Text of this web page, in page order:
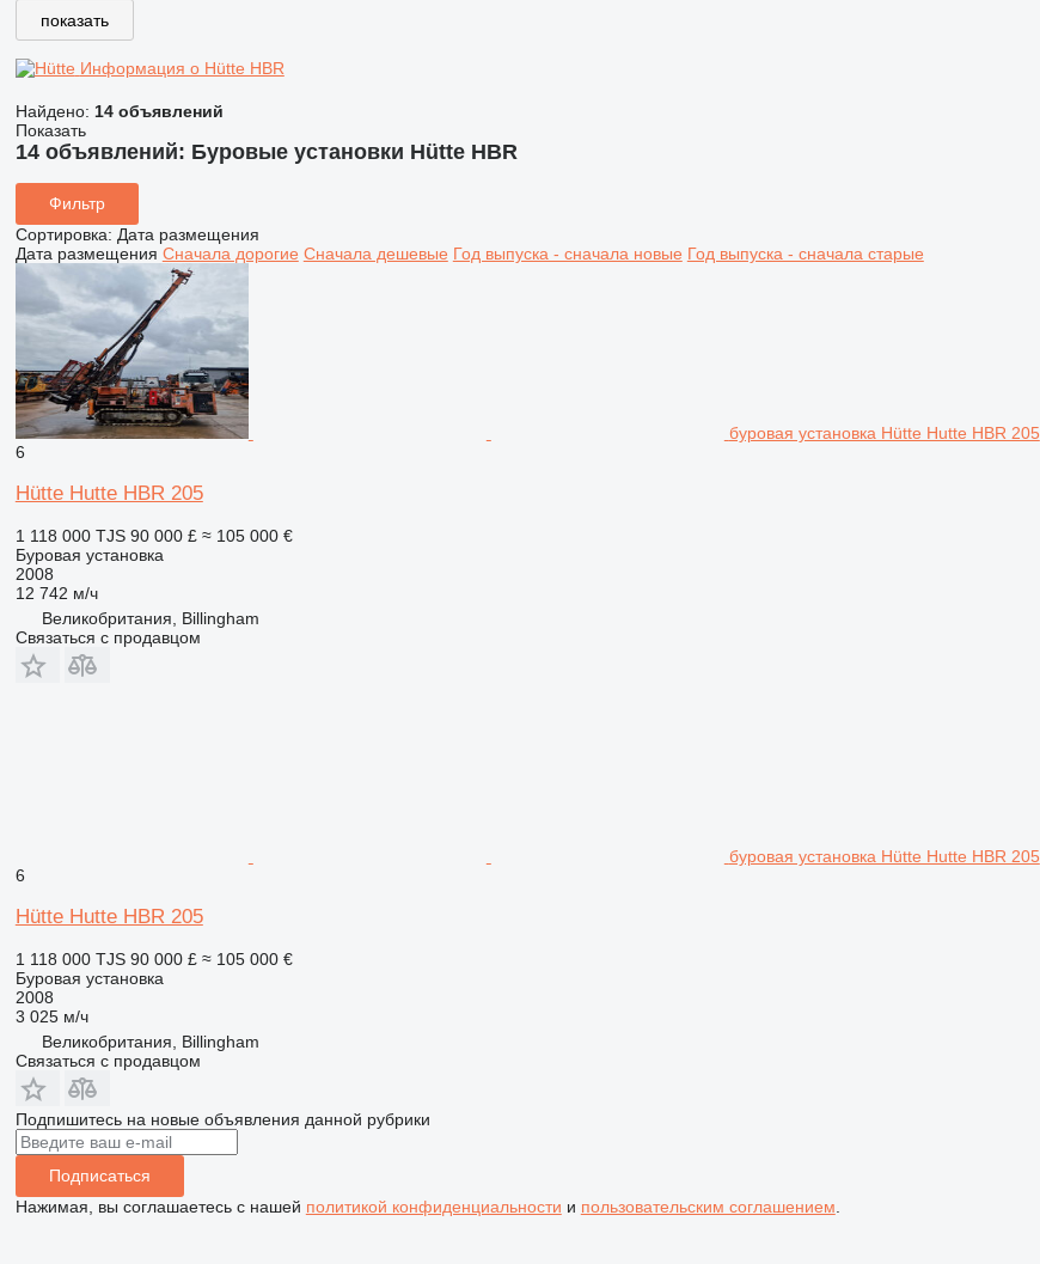
показать
Информация о Hütte HBR
Найдено: 14 объявлений
Показать
14 объявлений: Буровые установки Hütte HBR
Фильтр
Сортировка: Дата размещения
Дата размещения Сначала дорогие Сначала дешевые Год выпуска - сначала новые Год выпуска - сначала старые
буровая установка Hütte Hutte HBR 205
6
Hütte Hutte HBR 205
1 118 000 TJS 90 000 £ ≈ 105 000 €
Буровая установка
2008
12 742 м/ч
Великобритания, Billingham
Связаться с продавцом
буровая установка Hütte Hutte HBR 205
6
Hütte Hutte HBR 205
1 118 000 TJS 90 000 £ ≈ 105 000 €
Буровая установка
2008
3 025 м/ч
Великобритания, Billingham
Связаться с продавцом
Подпишитесь на новые объявления данной рубрики
Подписаться
Нажимая, вы соглашаетесь с нашей политикой конфиденциальности и пользовательским соглашением